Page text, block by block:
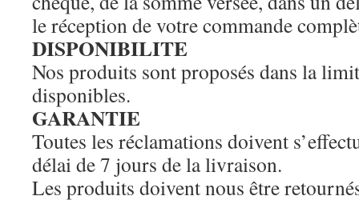
le réception de votre commande
DISPONIBILITE
Nos produits sont proposés dans la
disponibles.
GARANTIE
Toutes les réclamations doivent
délai de 7 jours de la livraison.
Les produits doivent nous être